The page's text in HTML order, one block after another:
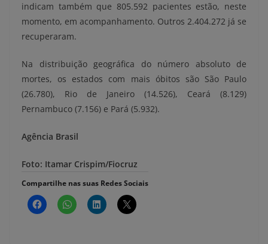
indicam também que 805.592 pacientes estão, neste
momento, em acompanhamento. Outros 2.404.272 já se
recuperaram.
Na distribuição geográfica do número absoluto de
mortes, os estados com mais óbitos são São Paulo
(26.780), Rio de Janeiro (14.526), Ceará (8.129)
Pernambuco (7.156) e Pará (5.932).
Agência Brasil
Foto: Itamar Crispim/Fiocruz
Compartilhe nas suas Redes Sociais